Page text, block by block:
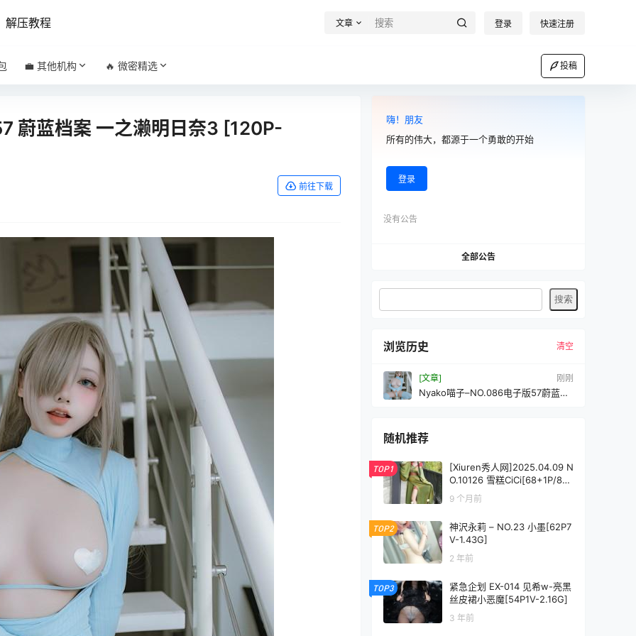
解压教程 文章 登录 快速注册
💼 其他机构 🔥 微密精选 投稿
蔚蓝档案 一之濑明日奈3 [120P-
前往下载
嗨！朋友
所有的伟大，都源于一个勇敢的开始
登录
没有公告
全部公告
浏览历史 清空
[文章] 刚刚
Nyako喵子–NO.086电子版57蔚蓝档
随机推荐
TOP1
[Xiuren秀人网]2025.04.09 N
O.10126 雪糕CiCi[68+1P/863
MB]
9 个月前
TOP2
神沢永莉 – NO.23 小墨[62P7
V-1.43G]
2 年前
TOP3
紧急企划 EX-014 见希w-亮黑
丝皮裙小恶魔[54P1V-2.16G]
3 年前